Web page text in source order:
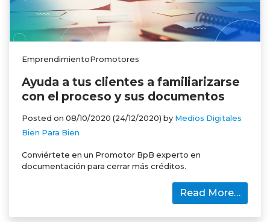
EmprendimientoPromotores
Ayuda a tus clientes a familiarizarse
con el proceso y sus documentos
Posted on 08/10/2020 (24/12/2020) by Medios Digitales
Bien Para Bien
Conviértete en un Promotor BpB experto en
documentación para cerrar más créditos.
Read More…